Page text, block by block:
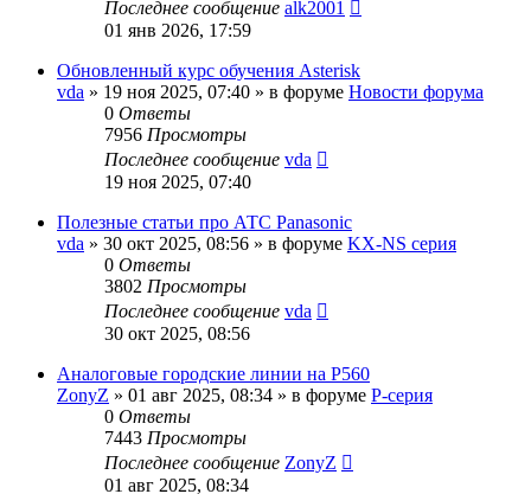
Последнее сообщение alk2001
01 янв 2026, 17:59
Обновленный курс обучения Asterisk
vda » 19 ноя 2025, 07:40 » в форуме Новости форума
0 Ответы
7956 Просмотры
Последнее сообщение vda
19 ноя 2025, 07:40
Полезные статьи про АТС Panasonic
vda » 30 окт 2025, 08:56 » в форуме KX-NS серия
0 Ответы
3802 Просмотры
Последнее сообщение vda
30 окт 2025, 08:56
Аналоговые городские линии на P560
ZonyZ » 01 авг 2025, 08:34 » в форуме P-серия
0 Ответы
7443 Просмотры
Последнее сообщение ZonyZ
01 авг 2025, 08:34